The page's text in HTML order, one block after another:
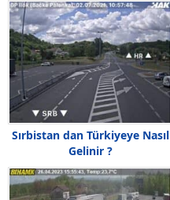
Sırbistan dan Türkiyeye Nasıl
Gelinir ?